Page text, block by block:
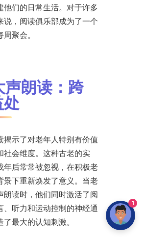
他们的日常生活。对于许多
说，阅读俱乐部成为了一个
聚会。
声朗读：跨
处
揭示了对老年人特别有价值
社会维度。这种古老的实
年后常常被忽视，在积极老
景下重新焕发了意义。当老
朗读时，他们同时激活了阅
、听力和运动控制的神经通
最大的认知刺激。
1